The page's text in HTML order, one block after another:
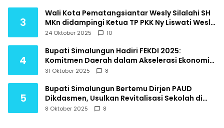
3
Wali Kota Pematangsiantar Wesly Silalahi SH
MKn didampingi Ketua TP PKK Ny Liswati Wesly
Silalahi menghadiri Pembukaan Indonesia
24 Oktober 2025 10
4
Bupati Simalungun Hadiri FEKDI 2025:
Komitmen Daerah dalam Akselerasi Ekonomi
Digital Nasional
31 Oktober 2025 8
5
Bupati Simalungun Bertemu Dirjen PAUD
Dikdasmen, Usulkan Revitalisasi Sekolah di
Daerah Terpencil
8 Oktober 2025 8